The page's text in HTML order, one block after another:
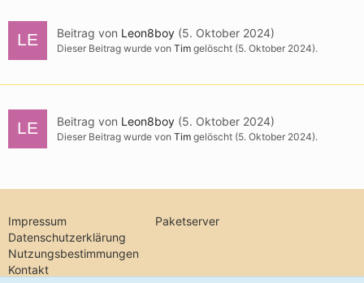
Beitrag von Leon8boy (5. Oktober 2024)
Dieser Beitrag wurde von Tim gelöscht (5. Oktober 2024).
Beitrag von Leon8boy (5. Oktober 2024)
Dieser Beitrag wurde von Tim gelöscht (5. Oktober 2024).
Impressum
Datenschutzerklärung
Nutzungsbestimmungen
Kontakt
Paketserver